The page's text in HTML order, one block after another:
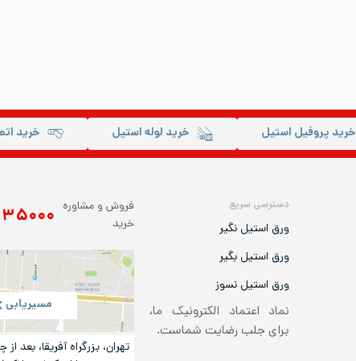
خرید پروفیل استیل خرید لوله استیل خرید
دسترسی سریع
ورق استیل نگیر
ورق استیل بگیر
ورق استیل نسوز
نماد اعتماد الکترونیک ما،
برای جلب رضایت شماست.
فروش و مشاوره
خرید
۰۲۱
مسیریابی
تهران، بزرگراه آفریقا، بعد